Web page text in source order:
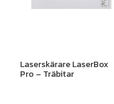
Laserskärare LaserBox
Pro – Träbitar